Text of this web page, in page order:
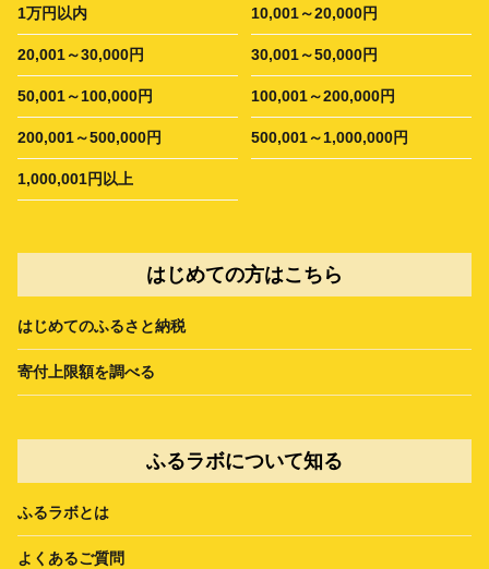
1万円以内 10,001～20,000円
20,001～30,000円 30,001～50,000円
50,001～100,000円 100,001～200,000円
200,001～500,000円 500,001～1,000,000円
1,000,001円以上
はじめての方はこちら
はじめてのふるさと納税
寄付上限額を調べる
ふるラボについて知る
ふるラボとは
よくあるご質問